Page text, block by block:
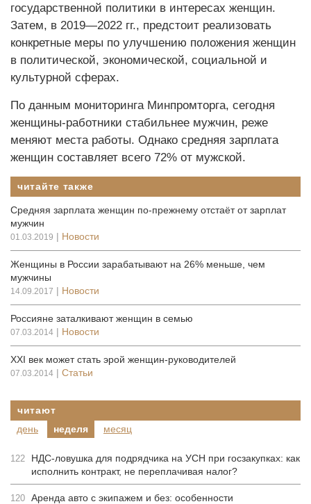
государственной политики в интересах женщин.
Затем, в 2019—2022 гг., предстоит реализовать
конкретные меры по улучшению положения женщин
в политической, экономической, социальной и
культурной сферах.
По данным мониторинга Минпромторга, сегодня
женщины-работники стабильнее мужчин, реже
меняют места работы. Однако средняя зарплата
женщин составляет всего 72% от мужской.
читайте также
Средняя зарплата женщин по-прежнему отстаёт от зарплат
мужчин
01.03.2019 | Новости
Женщины в России зарабатывают на 26% меньше, чем
мужчины
14.09.2017 | Новости
Россияне заталкивают женщин в семью
07.03.2014 | Новости
XXI век может стать эрой женщин-руководителей
07.03.2014 | Статьи
читают
день
неделя месяц
122
НДС-ловушка для подрядчика на УСН при госзакупках: как
исполнить контракт, не переплачивая налог?
120 Аренда авто с экипажем и без: особенности